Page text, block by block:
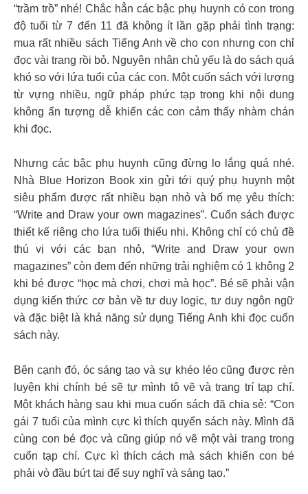
“trầm trồ” nhé! Chắc hẳn các bậc phụ huynh có con trong
độ tuổi từ 7 đến 11 đã không ít lần gặp phải tình trạng:
mua rất nhiều sách Tiếng Anh về cho con nhưng con chỉ
đọc vài trang rồi bỏ. Nguyên nhân chủ yếu là do sách quá
khó so với lứa tuổi của các con. Một cuốn sách với lượng
từ vựng nhiều, ngữ pháp phức tạp trong khi nội dung
không ấn tượng dễ khiến các con cảm thấy nhàm chán
khi đọc.
Nhưng các bậc phụ huynh cũng đừng lo lắng quá nhé.
Nhà Blue Horizon Book xin gửi tới quý phụ huynh một
siêu phẩm được rất nhiều bạn nhỏ và bố mẹ yêu thích:
“Write and Draw your own magazines”. Cuốn sách được
thiết kế riêng cho lứa tuổi thiếu nhi. Không chỉ có chủ đề
thú vị với các bạn nhỏ, “Write and Draw your own
magazines” còn đem đến những trải nghiệm có 1 không 2
khi bé được “học mà chơi, chơi mà học”. Bé sẽ phải vận
dụng kiến thức cơ bản về tư duy logic, tư duy ngôn ngữ
và đặc biệt là khả năng sử dụng Tiếng Anh khi đọc cuốn
sách này.
Bên cạnh đó, óc sáng tạo và sự khéo léo cũng được rèn
luyện khi chính bé sẽ tự mình tô vẽ và trang trí tạp chí.
Một khách hàng sau khi mua cuốn sách đã chia sẻ: “Con
gái 7 tuổi của mình cực kì thích quyển sách này. Mình đã
cùng con bé đọc và cũng giúp nó vẽ một vài trang trong
cuốn tạp chí. Cực kì thích cách mà sách khiến con bé
phải vò đầu bứt tai để suy nghĩ và sáng tạo.”